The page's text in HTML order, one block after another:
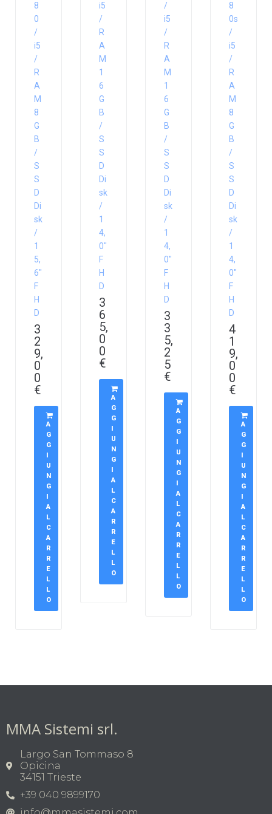
8
0
/
i5
/
R
A
M
8
G
B
/
S
S
D
Di
sk
/
1
5,
6″
F
H
D
3
2
9,
0
0
€
A
G
G
I
U
N
G
I
A
L
C
A
R
R
E
L
L
O
i5
/
R
A
M
1
6
G
B
/
S
S
D
Di
sk
/
1
4,
0″
F
H
D
3
6
5,
0
0
€
A
G
G
I
U
N
G
I
A
L
C
A
R
R
E
L
L
O
/
i5
/
R
A
M
1
6
G
B
/
S
S
D
Di
sk
/
1
4,
0″
F
H
D
3
3
5,
2
5
€
A
G
G
I
U
N
G
I
A
L
C
A
R
R
E
L
L
O
8
0s
/
i5
/
R
A
M
8
G
B
/
S
S
D
Di
sk
/
1
4,
0″
F
H
D
4
1
9,
0
0
€
A
G
G
I
U
N
G
I
A
L
C
A
R
R
E
L
L
O
MMA Sistemi srl.
Largo San Tommaso 8
Opicina
34151 Trieste
+39 040 9899170